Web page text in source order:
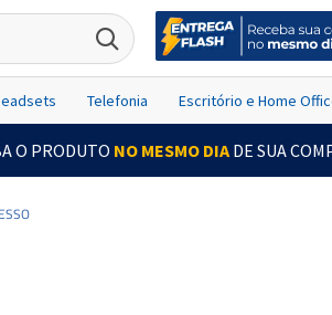
Telefonia Escritório e Home
O PRODUTO NO MESMO DIADE SUA